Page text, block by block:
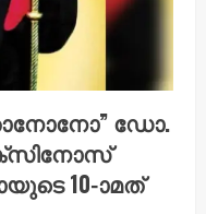
ഡോ.
10-ാമത്